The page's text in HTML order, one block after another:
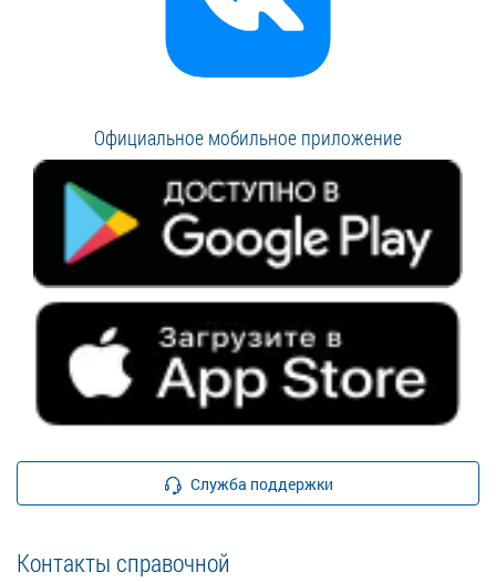
Официальное мобильное приложение
Служба поддержки
Контакты справочной